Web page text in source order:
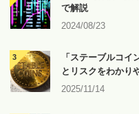
で解説
2024/08/23
「ステーブルコ
とリスクをわかり
2025/11/14